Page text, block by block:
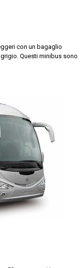
con un bagaglio
Questi minibus sono